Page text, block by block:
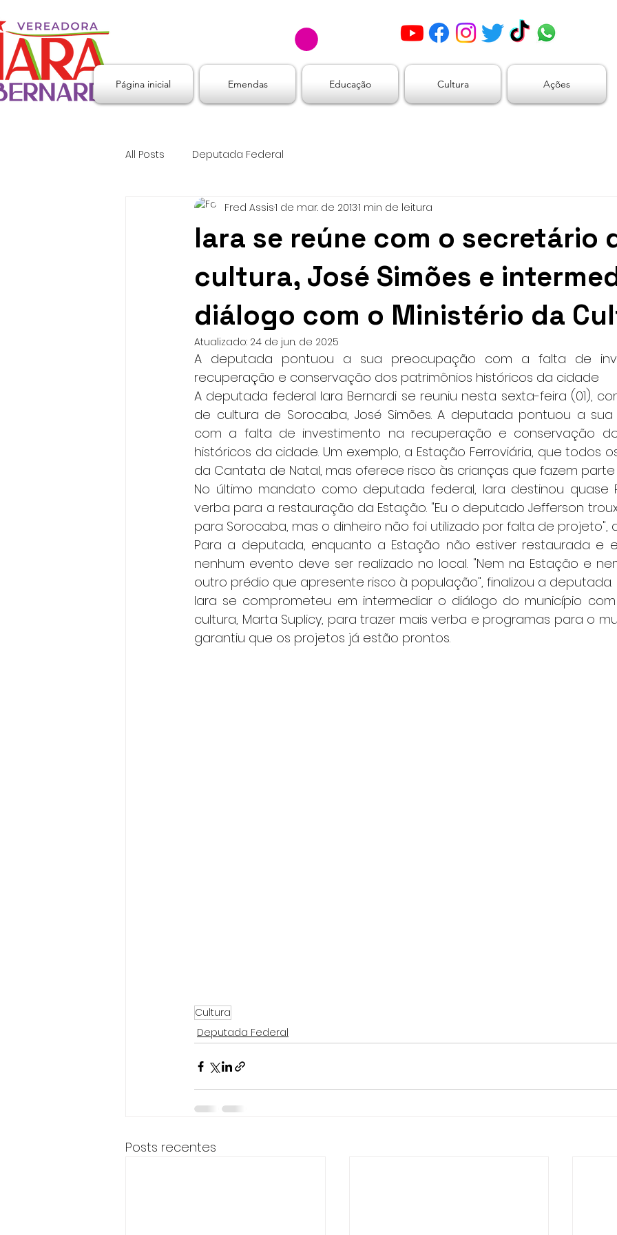
Página inicial Emendas Educação Cultura Ações
All Posts Deputada Federal
Iara se reúne com o secretário
cultura, José Simões e
diálogo com o Ministério da
Fred Assis1 de mar. de 20131 min de leitura
Atualizado: 24 de jun. de 2025
A deputada pontuou a sua preocupação com a falta de
recuperação e conservação dos patrimônios históricos da cidade
A deputada federal Iara Bernardi se reuniu nesta sexta-feira (01),
de cultura de Sorocaba, José Simões. A deputada pontuou a
com a falta de investimento na recuperação e conservação
históricos da cidade. Um exemplo, a Estação Ferroviária, que todos
da Cantata de Natal, mas oferece risco às crianças que fazem
No último mandato como deputada federal, Iara destinou quase
verba para a restauração da Estação. "Eu o deputado Jefferson
para Sorocaba, mas o dinheiro não foi utilizado por falta de projeto",
Para a deputada, enquanto a Estação não estiver restaurada e
nenhum evento deve ser realizado no local. "Nem na Estação e
outro prédio que apresente risco à população", finalizou a deputada.
Iara se comprometeu em intermediar o diálogo do município
cultura, Marta Suplicy, para trazer mais verba e programas para o
garantiu que os projetos já estão prontos.
Cultura
Deputada Federal
Posts recentes